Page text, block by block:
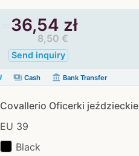
36,54 zł
8,50 €
Send inquiry
payments Cash account_balance Bank Transfer
Covallerio Oficerki jeździeckie
EU 39
Black